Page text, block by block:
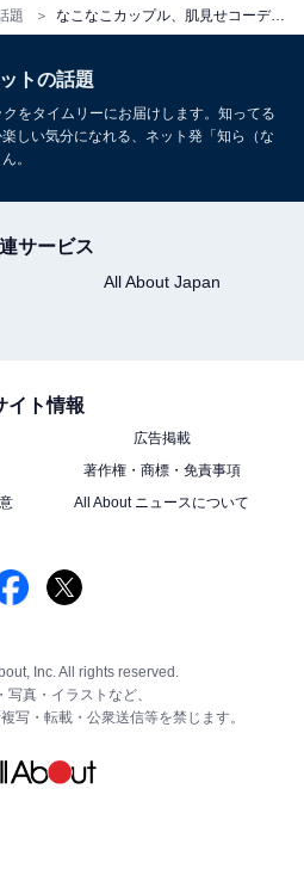
題 なこなこカップル、肌見せコーデで香港ディズニーを満喫！ 「美男美女すぎる」「お似合い過ぎ」の声
トの話題
をタイムリーにお届けします。知ってる
しい気分になれる、ネット発「知ら（な
。
サービス
All About Japan
イト情報
広告掲載
著作権・商標・免責事項
All About ニュースについて
Inc. All rights reserved.
写真・イラストなど、
写・転載・公衆送信等を禁じます。